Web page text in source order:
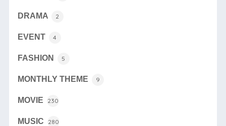
DRAMA 2
EVENT 4
FASHION 5
MONTHLY THEME 9
MOVIE 230
MUSIC 280